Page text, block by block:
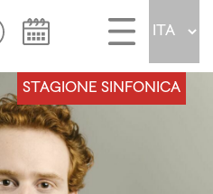
STAGIONE SINFONICA